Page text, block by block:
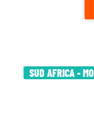
SUD AFRICA -